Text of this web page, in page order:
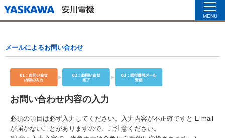
MENU
メールによるお問い合わせ
お問い合わせ内容の入力
必須の項目は必ず入力してください。入力内容が不正確ですと E-mail
が届かないことがありますので、ご注意ください。